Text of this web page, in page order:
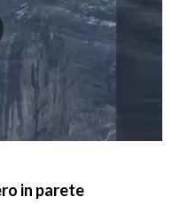
in parete